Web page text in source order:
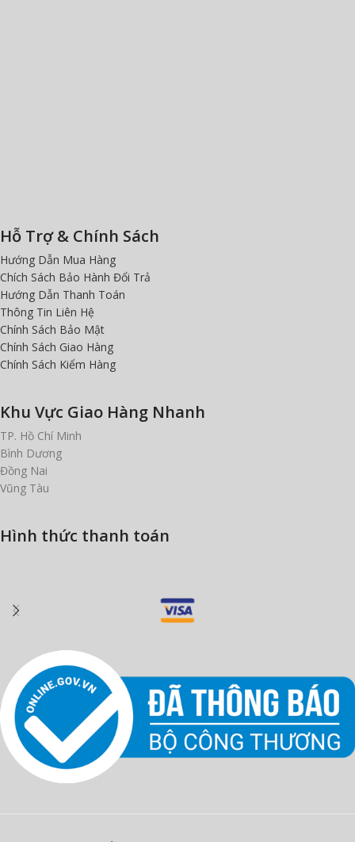
Hỗ Trợ & Chính Sách
Hướng Dẫn Mua Hàng
Chích Sách Bảo Hành Đổi Trả
Hướng Dẫn Thanh Toán
Thông Tin Liên Hệ
Chính Sách Bảo Mật
Chính Sách Giao Hàng
Chính Sách Kiểm Hàng
Khu Vực Giao Hàng Nhanh
TP. Hồ Chí Minh
Bình Dương
Đồng Nai
Vũng Tàu
Hình thức thanh toán